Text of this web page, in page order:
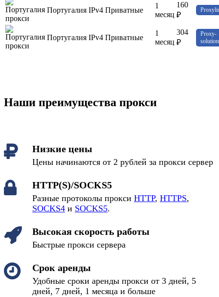
Португалия IPv4 Приватные
1
месяц
160
₽
Португалия IPv4 Приватные
1
месяц
304
₽
Proxy-
Наши преимущества прокси
Низкие цены
Цены начинаются от 2 рублей за прокси сервер
HTTP(S)/SOCKS5
Разные протоколы прокси HTTP, HTTPS,
SOCKS4 и SOCKS5.
Высокая скорость работы
Быстрые прокси сервера
Срок аренды
Удобные сроки аренды прокси от 3 дней, 5
дней, 7 дней, 1 месяца и больше